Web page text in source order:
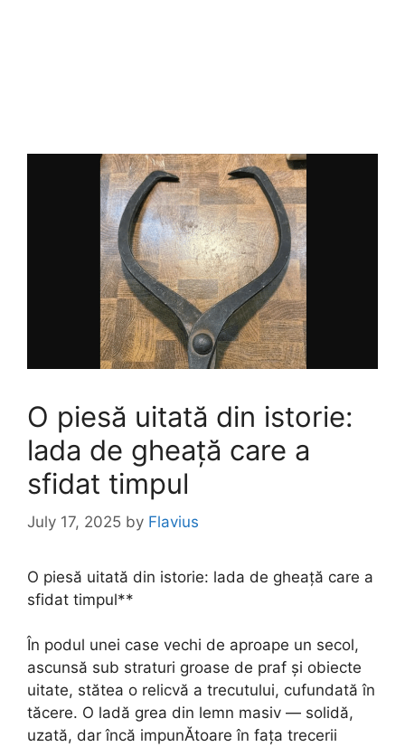
O piesă uitată din istorie:
lada de gheață care a
sfidat timpul
July 17, 2025 by Flavius
O piesă uitată din istorie: lada de gheață care a
sfidat timpul**
În podul unei case vechi de aproape un secol,
ascunsă sub straturi groase de praf și obiecte
uitate, stătea o relicvă a trecutului, cufundată în
tăcere. O ladă grea din lemn masiv — solidă,
uzată, dar încă impunĂtoare în fața trecerii